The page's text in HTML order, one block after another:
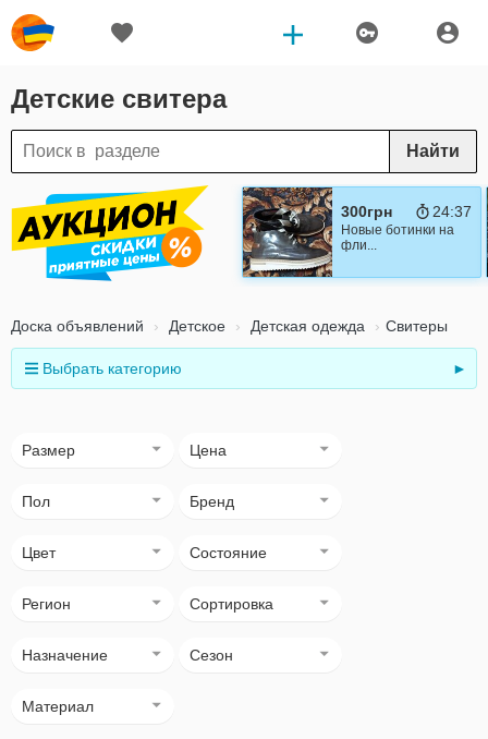
Детские свитера
Найти
300грн 24:36
Новые ботинки на
фли...
Доска объявлений Детское Детская одежда Свитеры
Выбрать категорию ►
Размер Цена
Пол Бренд
Цвет Состояние
Регион Сортировка
Назначение Сезон
Материал